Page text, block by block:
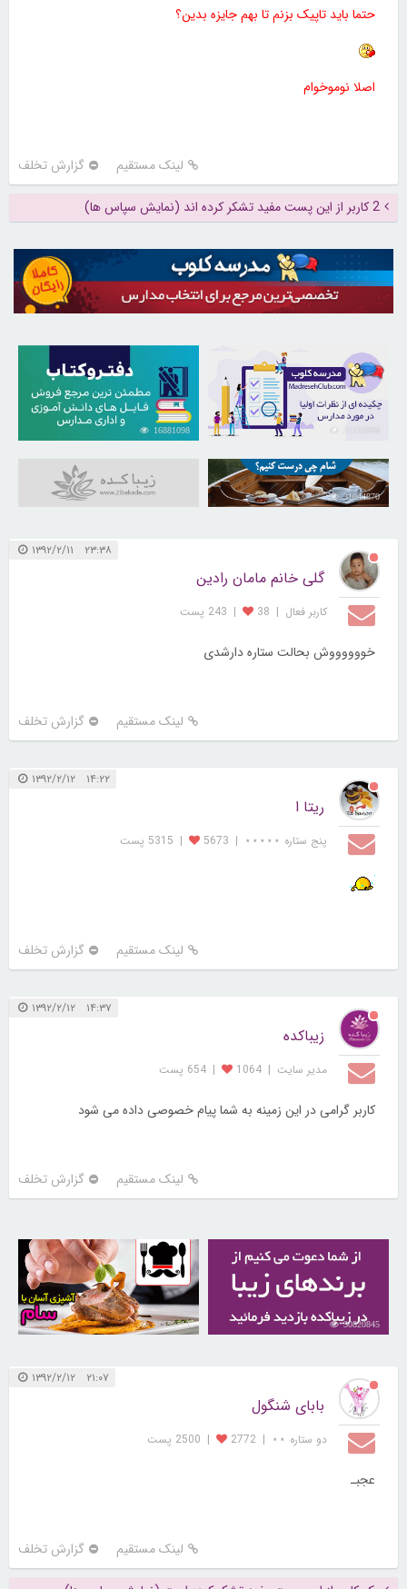
حتما باید تاپیک بزنم تا بهم جایزه بدین؟
اصلا نوموخوام
لینک مستقیم گزارش تخلف
2 کاربر از این پست مفید تشکر کرده اند (نمایش سپاس ها)
16881098
31044870
۲۳:۳۸ ۱۳۹۲/۲/۱۱
گلی خانم مامان رادین
کاربر فعال |
38
| 243 پست
خووووووش بحالت ستاره دارشدی
لینک مستقیم گزارش تخلف
۱۴:۲۲ ۱۳۹۲/۲/۱۲
ریتا ا
پنج ستاره ⋆⋆⋆⋆⋆ |
5673
| 5315 پست
لینک مستقیم گزارش تخلف
۱۴:۳۷ ۱۳۹۲/۲/۱۲
زیباکده
مدیر سایت |
1064
| 654 پست
کاربر گرامی در این زمینه به شما پیام خصوصی داده می شود
لینک مستقیم گزارش تخلف
30820845
30259713
۲۱:۰۷ ۱۳۹۲/۲/۱۲
بابای شنگول
دو ستاره ⋆⋆ |
2772
| 2500 پست
عجبـ
لینک مستقیم گزارش تخلف